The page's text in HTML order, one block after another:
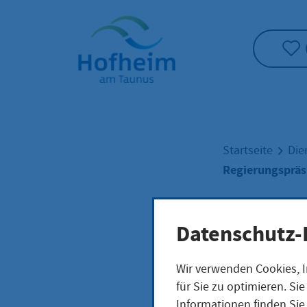
Startseite"
Startseite
Wir verwenden
für Sie zu optimieren.